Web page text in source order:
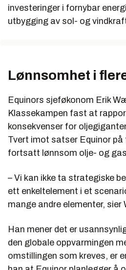
investeringer i fornybar
utbygging av sol- og
Lønnsomhet i
Equinors sjeføkonom Erik
Klassekampen fast at
konsekvenser for
Tvert imot satser Equinor på
fortsatt lønnsom olje- og
– Vi kan ikke ta strategiske
ett enkeltelement i et
mange andre elementer,
Han mener det er
den globale oppvarmingen
omstillingen som kreves, er